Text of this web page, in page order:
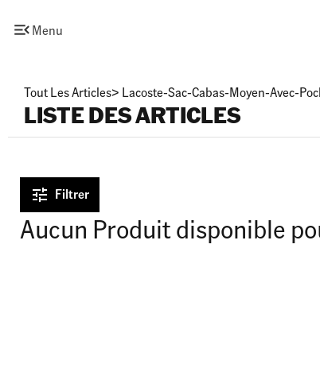
Menu
Tout Les Articles> Lacoste-Sac-Cabas-Moyen-Avec-
LISTE DES ARTICLES
Filtrer
Aucun Produit disponible